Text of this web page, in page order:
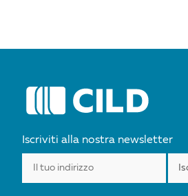
POST
Iscriviti alla nostra newsletter